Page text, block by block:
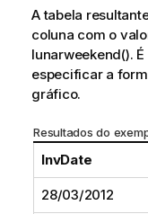
A tabela
coluna com o
lunarweekend().
especificar a
gráfico.
Resultados do
InvDate
28/03/2012